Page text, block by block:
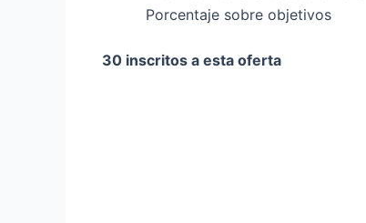
Porcentaje sobre objetivos
30 inscritos a esta oferta